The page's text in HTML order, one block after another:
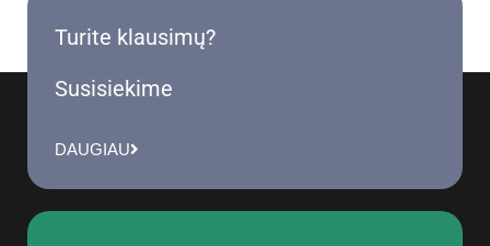
Turite klausimų?
Susisiekime
DAUGIAU